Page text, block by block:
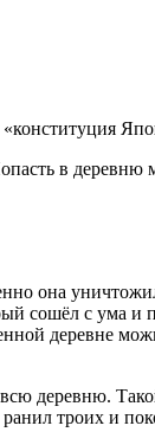
в
она
сошёл с ума и
деревне
деревню.
троих и